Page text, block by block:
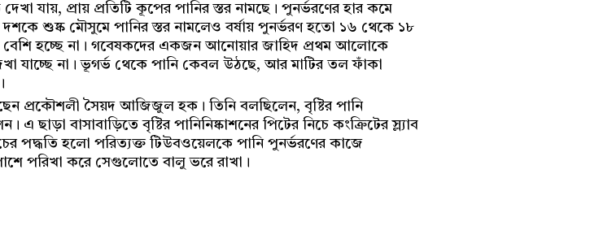
যায়, প্রায় প্রতিটি কূপের পানির স্তর নামছে। পুনর্ভরণের হার কমে
শুষ্ক মৌসুমে পানির স্তর নামলেও বর্ষায় পুনর্ভরণ হতো ১৬ থেকে ১৮
বেশি হচ্ছে না। গবেষকদের একজন আনোয়ার জাহিদ প্রথম আলোকে
যাচ্ছে না। ভূগর্ভ থেকে পানি কেবল উঠছে, আর মাটির তল ফাঁকা
প্রকৌশলী সৈয়দ আজিজুল হক। তিনি বলছিলেন, বৃষ্টির পানি
বাসাবাড়িতে বৃষ্টির পানিনিষ্কাশনের পিটের নিচে কংক্রিটের স্ল্যাব
পদ্ধতি হলো পরিত্যক্ত টিউবওয়েলকে পানি পুনর্ভরণের কাজে
পরিখা করে সেগুলোতে বালু ভরে রাখা।